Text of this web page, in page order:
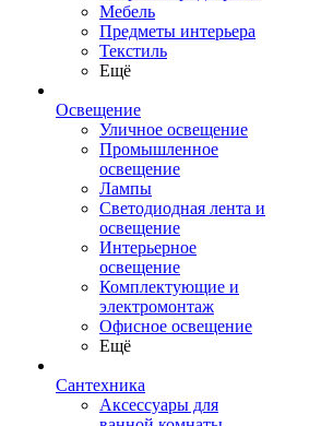
Мебель
Предметы интерьера
Текстиль
Ещё
Освещение
Уличное освещение
Промышленное
освещение
Лампы
Светодиодная лента и
освещение
Интерьерное
освещение
Комплектующие и
электромонтаж
Офисное освещение
Ещё
Сантехника
Аксессуары для